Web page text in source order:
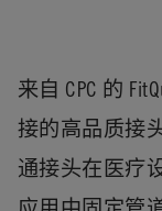
来自 CPC 的
接的高品质接
通接头在医疗